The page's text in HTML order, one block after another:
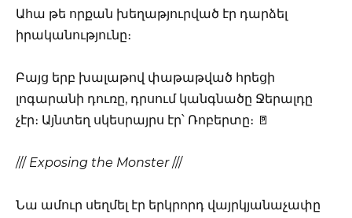
Ահա թե որքան խեղաթյուրված էր դարձել
իրականությունը։
Բայց երբ խալաթով փաթաթված հրեցի
լոգարանի դուռը, դրսում կանգնածը Ջերալդը
չէր։ Այնտեղ սկեսրայրս էր՝ Ռոբերտը։ 🚪
/// Exposing the Monster///
Նա ամուր սեղմել էր երկրորդ վայրկյանաչափը